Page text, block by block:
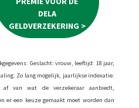
DELA
GELDVERZEKERING >
Geslacht: vrouw, leeftijd: 18 jaar,
Zo lang mogelijk, jaarlijkse indexatie:
van wat de verzekeraar aanbiedt,
er een keuze gemaakt moet worden dan